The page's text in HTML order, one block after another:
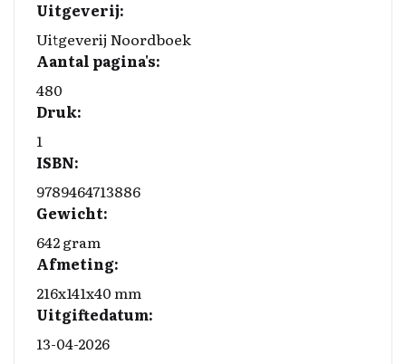
Uitgeverij:
Uitgeverij Noordboek
Aantal pagina's:
480
Druk:
1
ISBN:
9789464713886
Gewicht:
642 gram
Afmeting:
216x141x40 mm
Uitgiftedatum:
13-04-2026